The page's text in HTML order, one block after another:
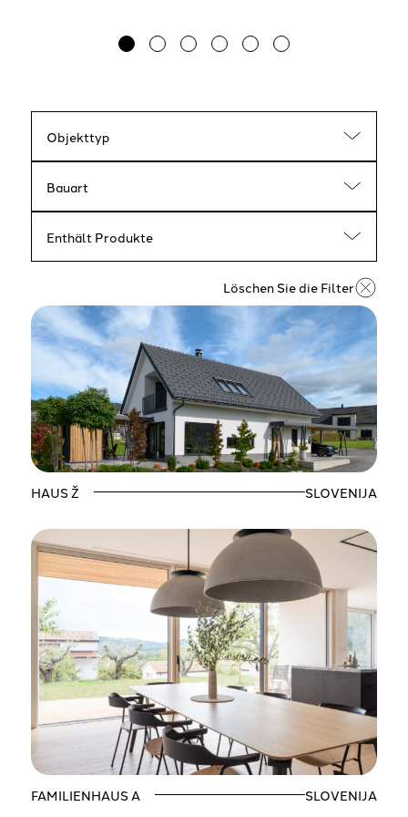
Objekttyp
Bauart
Enthält Produkte
Löschen Sie die Filter
HAUS Ž SLOVENIJA
FAMILIENHAUS A SLOVENIJA